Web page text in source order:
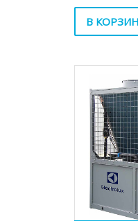
В